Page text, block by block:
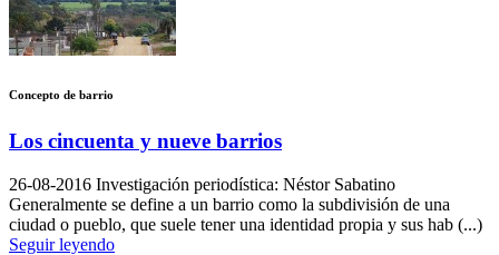
Concepto de barrio
Los cincuenta y nueve barrios
26-08-2016 Investigación periodística: Néstor Sabatino
Generalmente se define a un barrio como la subdivisión de una
ciudad o pueblo, que suele tener una identidad propia y sus hab (...)
Seguir leyendo